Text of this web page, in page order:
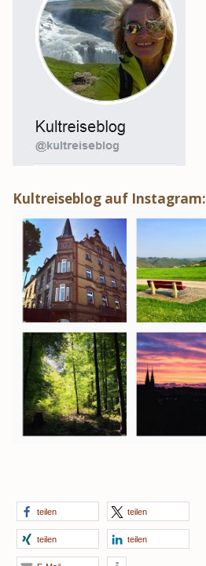
Kultreiseblog auf Instagram:
teilen teilen
teilen teilen